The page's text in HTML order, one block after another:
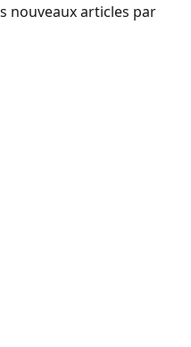
nouveaux articles par